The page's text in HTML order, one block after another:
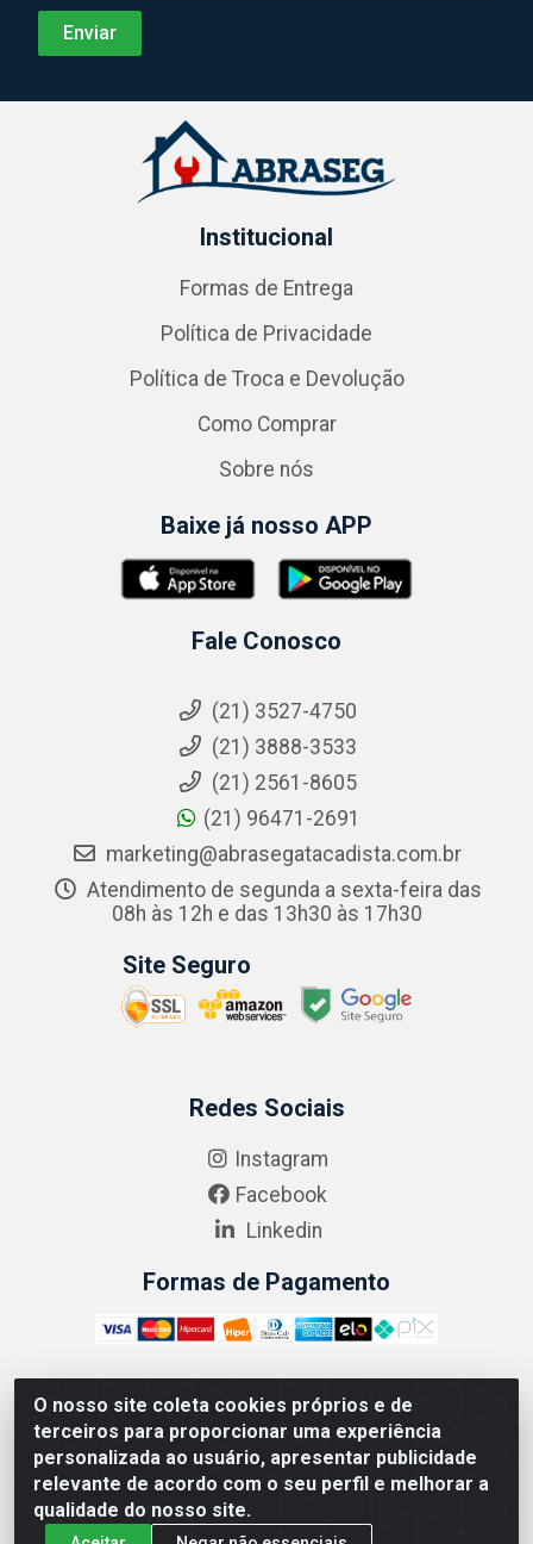
O nosso site coleta cookies próprios e de
terceiros para proporcionar uma experiência
personalizada ao usuário, apresentar publicidade
relevante de acordo com o seu perfil e melhorar a
qualidade do nosso site.
Institucional
Formas de Entrega
Política de Privacidade
Política de Troca e Devolução
Como Comprar
Sobre nós
Baixe já nosso APP
Fale Conosco
(21) 3527-4750
(21) 3888-3533
(21) 2561-8605
(21) 96471-2691
marketing@abrasegatacadista.com.br
Atendimento de segunda a sexta-feira das
08h às 12h e das 13h30 às 17h30
Site Seguro
Redes Sociais
Instagram
Facebook
Linkedin
Formas de Pagamento
ABRASEG COMÉRCIO ATACADISTA LTDA - CNPJ:
10.894.768/0001-00 - Avenida Lobo Júnior, 1045 -
Penha Circular - Rio de Janeiro - RJ - CEP 21020-124